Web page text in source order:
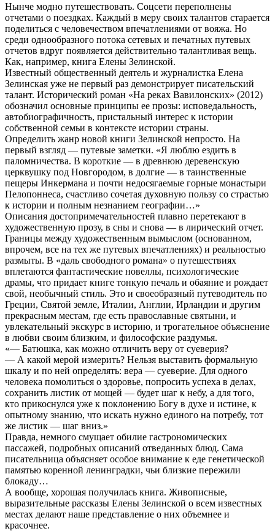
Нынче модно путешествовать. Соцсети переполнены
отчетами о поездках. Каждый в меру своих талантов старается
поделиться с человечеством впечатлениями от вояжа. Но
среди однообразного потока сетевых и печатных путевых
отчетов вдруг появляется действительно талантливая вещь.
Как, например, книга Елены Зелинской.
Известный общественный деятель и журналистка Елена
Зелинская уже не первый раз демонстрирует писательский
талант. Исторический роман «На реках Вавилонских» (2012)
обозначил основные принципы ее прозы: исповедальность,
автобиографичность, пристальный интерес к истории
собственной семьи в контексте истории страны.
Определить жанр новой книги Зелинской непросто. На
первый взгляд — путевые заметки. «Я люблю ездить в
паломничества. В короткие — в древнюю деревенскую
церквушку под Новгородом, в долгие — в таинственные
пещеры Инкермана и почти недосягаемые горные монастыри
Пелопоннеса, счастливо сочетая духовную пользу со страстью
к истории и полным незнанием географии…»
Описания достопримечательностей плавно перетекают в
художественную прозу, в сны и снова — в лирический отчет.
Границы между художественным вымыслом (основанном,
впрочем, все на тех же путевых впечатлениях) и реальностью
размыты. В «даль свободного романа» о путешествиях
вплетаются фантастические новеллы, психологические
драмы, что придает книге тонкую печаль и обаяние и рождает
свой, необычный стиль. Это и своеобразный путеводитель по
Греции, Святой земле, Италии, Англии, Ирландии и другим
прекрасным местам, где есть православные святыни, и
увлекательный экскурс в историю, и трогательное объяснение
в любви своим близким, и философские раздумья.
«— Батюшка, как можно отличить веру от суеверия?
— А какой мерой измерить? Нельзя выставить формальную
шкалу и по ней определять: вера — суеверие. Для одного
человека помолиться о здоровье, попросить успеха в делах,
сохранить листик от мощей — будет шаг к небу, а для того,
кто прикоснулся уже к поклонению Богу в духе и истине, к
опытному знанию, что искать нужно единого на потребу, тот
же листик — шаг вниз.»
Правда, немного смущает обилие гастрономических
пассажей, подробных описаний отведанных блюд. Сама
писательница объясняет особое внимание к еде генетической
памятью коренной ленинградки, чьи близкие пережили
блокаду…
А вообще, хорошая получилась книга. Живописные,
выразительные рассказы Елены Зелинской о всем известных
местах делают наше представление о них объемнее и
красочнее.